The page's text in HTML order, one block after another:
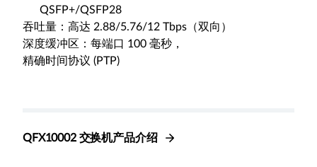
QSFP+/QSFP28
吞吐量：高达 2.88/5.76/12 Tbps（双向）
深度缓冲区：每端口 100 毫秒，
精确时间协议 (PTP)
QFX10002 交换机产品介绍